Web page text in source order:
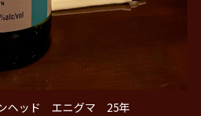
ヘッド エニグマ 25年